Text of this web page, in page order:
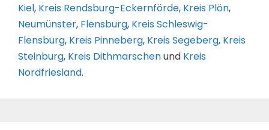
Kiel, Kreis Rendsburg-Eckernförde, Kreis Plön,
Neumünster, Flensburg, Kreis Schleswig-
Flensburg, Kreis Pinneberg, Kreis Segeberg, Kreis
Steinburg, Kreis Dithmarschenund Kreis
Nordfriesland.